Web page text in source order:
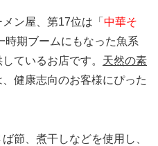
ン屋、第17位は「 中華そ
時期ブームにもなった魚系
ているお店です。 天然の素
健康志向のお客様にぴった
節、煮干しなどを使用し、